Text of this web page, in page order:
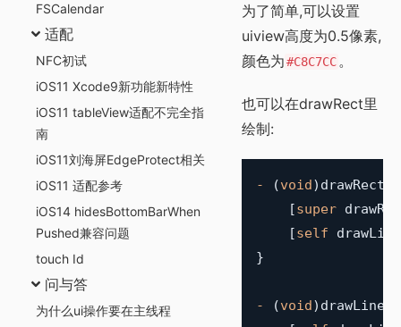
FSCalendar
适配
NFC初试
iOS11 Xcode9新功能新特性
iOS11 tableView适配不完全指
南
iOS11刘海屏EdgeProtect相关
iOS11 适配参考
iOS14 hidesBottomBarWhen
Pushed兼容问题
touch Id
问与答
为什么ui操作要在主线程
为了简单,可以设置
uiview高度为0.5像素,
颜色为#C8C7CC。
也可以在drawRect里
绘制:
- (void) drawRect
[super
[self
}
- (void) drawLineX